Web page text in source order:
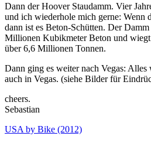
Dann der Hoover Staudamm. Vier
und ich wiederhole mich gerne: Wenn
dann ist es Beton-Schütten. Der Damm
Millionen Kubikmeter Beton und wiegt
über 6,6 Millionen Tonnen.
Dann ging es weiter nach Vegas: Alles
auch in Vegas. (siehe Bilder für
cheers.
Sebastian
USA by Bike (2012)